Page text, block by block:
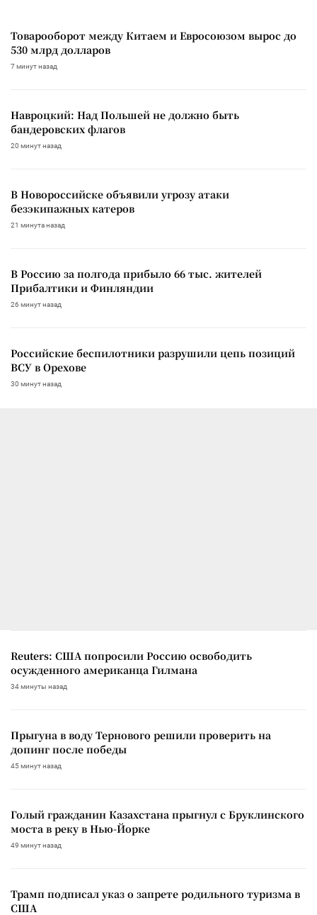
Товарооборот между Китаем и Евросоюзом вырос до
530 млрд долларов
7 минут назад
Навроцкий: Над Польшей не должно быть
бандеровских флагов
20 минут назад
В Новороссийске объявили угрозу атаки
безэкипажных катеров
21 минута назад
В Россию за полгода прибыло 66 тыс. жителей
Прибалтики и Финляндии
26 минут назад
Российские беспилотники разрушили цепь позиций
ВСУ в Орехове
30 минут назад
Reuters: США попросили Россию освободить
осужденного американца Гилмана
34 минуты назад
Прыгуна в воду Тернового решили проверить на
допинг после победы
45 минут назад
Голый гражданин Казахстана прыгнул с Бруклинского
моста в реку в Нью-Йорке
49 минут назад
Трамп подписал указ о запрете родильного туризма в
США